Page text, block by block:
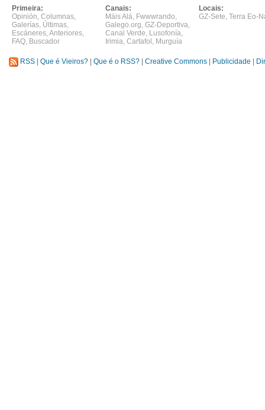
Primeira:
Opinión, Columnas,
Galerías, Últimas,
Escáneres,Anteriores,
FAQ, Buscador
Canais:
Máis Alá, Fwwwrando,
Galego.org, GZ-Deportiva,
Canal Verde, Lusofonía,
Irimia, Cartafol , Murguía
Locais:
GZ-Sete, Terra Eo-
RSS Que é Vieiros? Que é o RSS? Creative Commons Publicidade